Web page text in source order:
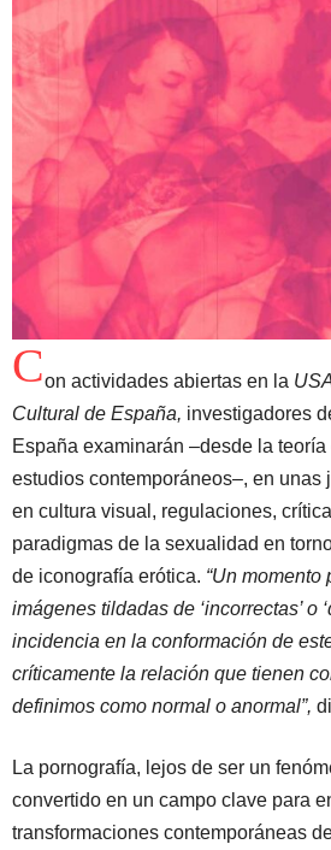
Con actividades abiertas en la
Cultural de España, investigadores
España examinarán –desde la
estudios contemporáneos–, en unas
en cultura visual, regulaciones,
paradigmas de la sexualidad en
de iconografía erótica. “Un momento
imágenes tildadas de ‘incorrectas’ o
incidencia en la conformación de
críticamente la relación que tienen
definimos como normal o anormal”,
La pornografía, lejos de ser un
convertido en un campo clave para
transformaciones contemporáneas